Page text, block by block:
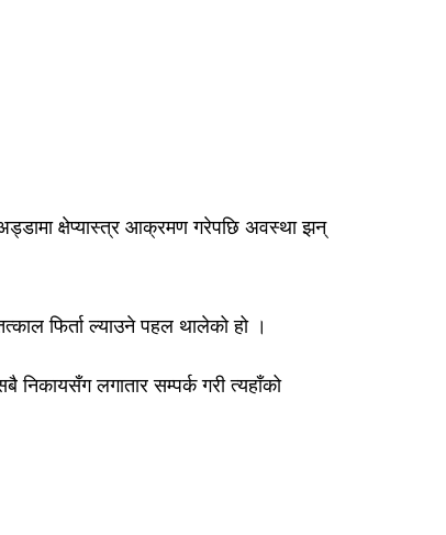
क्षेप्यास्त्र आक्रमण गरेपछि अवस्था झन्
फिर्ता ल्याउने पहल थालेको हो ।
निकायसँग लगातार सम्पर्क गरी त्यहाँको